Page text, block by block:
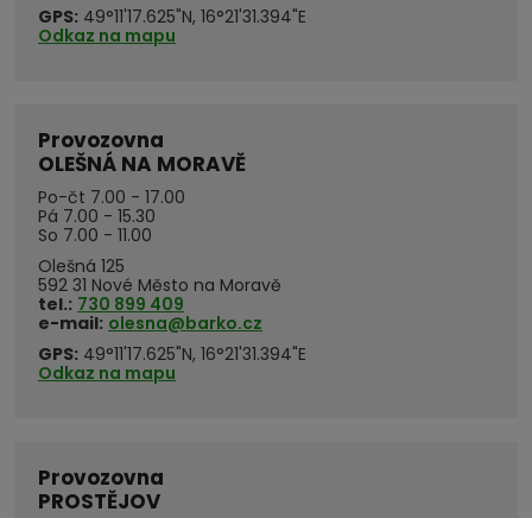
GPS: 49°11'17.625"N, 16°21'31.394"E
Odkaz na mapu
Provozovna
OLEŠNÁ NA MORAVĚ
Po-čt 7.00 - 17.00
Pá 7.00 - 15.30
So 7.00 - 11.00
Olešná 125
592 31 Nové Město na Moravě
tel.: 730 899 409
e-mail: olesna@barko.cz
GPS: 49°11'17.625"N, 16°21'31.394"E
Odkaz na mapu
Provozovna
PROSTĚJOV